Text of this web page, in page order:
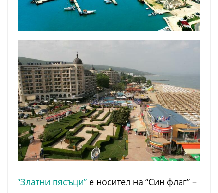
“Златни пясъци” е носител на “Син флаг” –